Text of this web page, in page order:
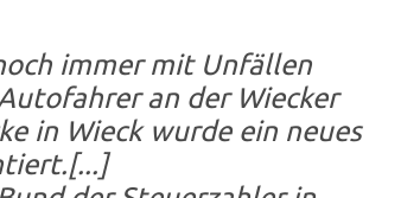
immer mit Unfällen
an der Wiecker
in Wieck wurde ein neues